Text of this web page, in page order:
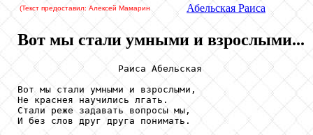
(Текст предоставил: Алексей Мамарин Абельская Раиса
Вот мы стали умными и взрослыми...
                  Раиса Абельская
Вот мы стали умными и взрослыми,
Не краснея научились лгать.
Стали реже задавать вопросы мы,
И без слов друг друга понимать.